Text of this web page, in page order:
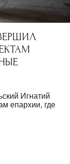
Игнатий
епархии, где